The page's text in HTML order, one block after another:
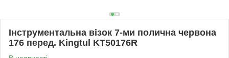
Інструментальна візок 7-ми полична червона
176 перед. Kingtul KT50176R